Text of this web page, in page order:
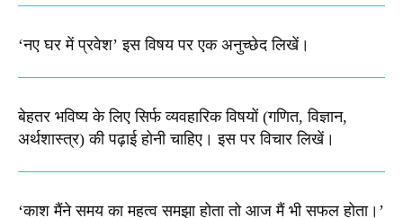
‘नए घर में प्रवेश’ इस विषय पर एक अनुच्छेद लिखें।
बेहतर भविष्य के लिए सिर्फ व्यवहारिक विषयों (गणित, विज्ञान,
अर्थशास्त्र) की पढ़ाई होनी चाहिए। इस पर विचार लिखें।
‘काश मैंने समय का महत्व समझा होता तो आज मैं भी सफल होता।’